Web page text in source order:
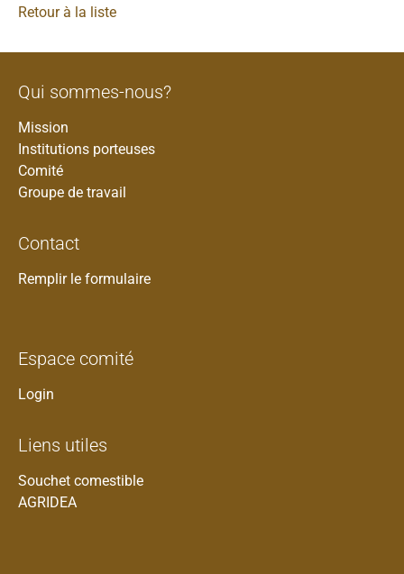
Retour à la liste
Qui sommes-nous?
Mission
Institutions porteuses
Comité
Groupe de travail
Contact
Remplir le formulaire
Espace comité
Login
Liens utiles
Souchet comestible
AGRIDEA